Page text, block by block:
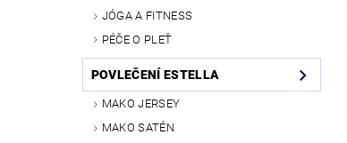
JÓGA A FITNESS
PÉČE O PLEŤ
POVLEČENÍ ESTELLA
MAKO JERSEY
MAKO SATÉN